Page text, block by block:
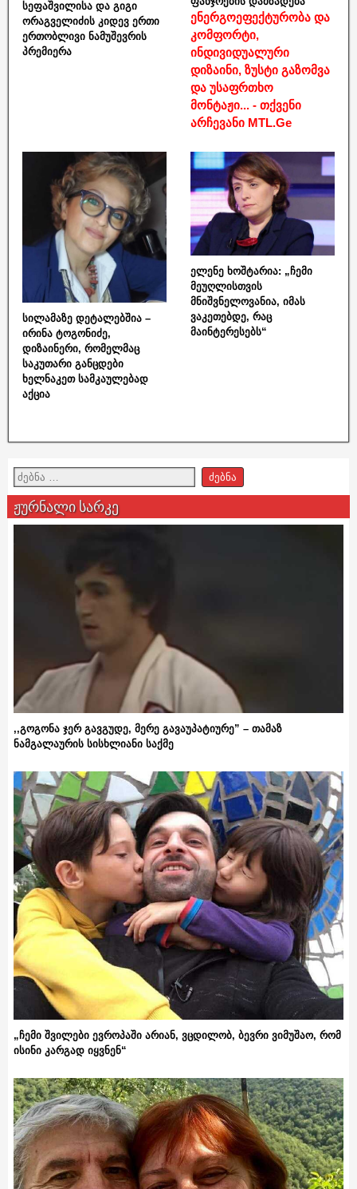
სეფაშვილისა და გიგი
ორაგველიძის კიდევ ერთი
ერთობლივი ნამუშევრის
პრემიერა
ენერგოეფექტურობა და
კომფორტი,
ინდივიდუალური
დიზაინი, ზუსტი გაზომვა
და უსაფრთხო
მონტაჟი... - თქვენი
არჩევანი MTL.Ge
სილამაზე დეტალებშია –
ირინა ტოგონიძე,
დიზაინერი, რომელმაც
საკუთარი განცდები
ხელნაკეთ სამკაულებად
აქცია
ელენე ხოშტარია: „ჩემი
მეუღლისთვის
მნიშვნელოვანია, იმას
ვაკეთებდე, რაც
მაინტერესებს“
ჟურნალი სარკე
,,გოგონა ჯერ გავგუდე, მერე გავაუპატიურე” – თამაზ
ნამგალაურის სისხლიანი საქმე
„ჩემი შვილები ევროპაში არიან, ვცდილობ, ბევრი ვიმუშაო, რომ
ისინი კარგად იყვნენ“